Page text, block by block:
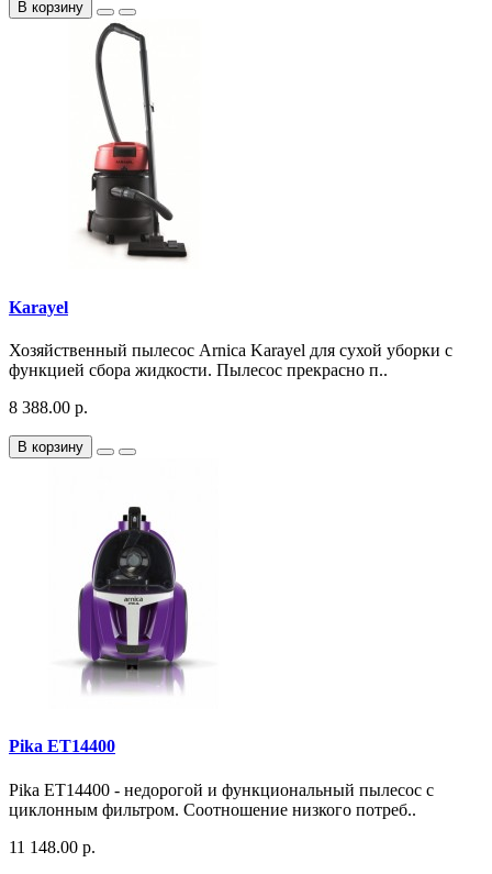
В корзину
Karayel
Хозяйственный пылесос Arnica Karayel для сухой уборки с
функцией сбора жидкости. Пылесос прекрасно п..
8 388.00 р.
В корзину
Pika ET14400
Pika ET14400 - недорогой и функциональный пылесос с
циклонным фильтром. Соотношение низкого потреб..
11 148.00 р.